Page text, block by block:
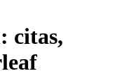
citas,